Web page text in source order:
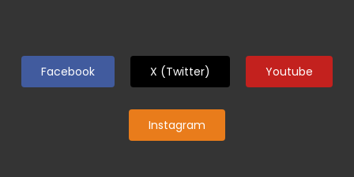
Facebook X (Twitter) Youtube
Instagram